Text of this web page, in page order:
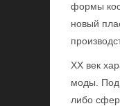
формы
новый
XX век
моды. Под
либо